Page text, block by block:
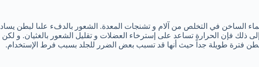
الساخن في التخلص من آلام و تشنجات المعدة. الشعور بالدفء علىا لبطن يساد
ذلك فإن الحرارة تساعد على إسترخاء العضلات و تقليل الشعور بالغثيان. و لكن
فترة طويلة جداً حيث أنها قد تسبب بعض الضرر للجلد بسبب فرط الإستخدام.